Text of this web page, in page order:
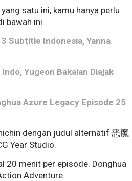
satu ini, kamu hanya perlu
bawah ini.
Subtitle Indonesia, Yanna
Yugeon Bakalan Diajak
Azure Legacy Episode 25
dengan judul alternatif 恶魔
Year Studio.
20 menit per episode. Donghua
Adventure.